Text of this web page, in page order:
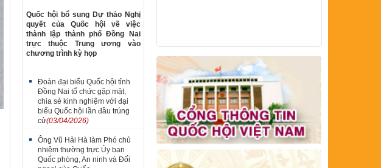
Quốc hội bổ sung Dự thảo Nghị
quyết của Quốc hội về việc
thành lập thành phố Đồng Nai
trực thuộc Trung ương vào
chương trình kỳ họp
Đoàn đại biểu Quốc hội tỉnh
Đồng Nai tổ chức gặp mặt,
chia sẻ kinh nghiệm với đại
biểu Quốc hội lần đầu trúng
cử(03/04/2026)
Ông Vũ Hải Hà làm Phó chủ
nhiệm thường trực Ủy ban
Quốc phòng, An ninh và Đối